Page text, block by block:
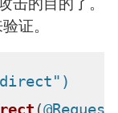
击的目的了。
证。